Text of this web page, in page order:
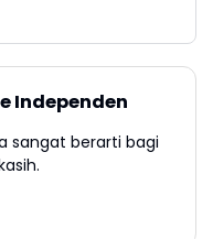
Independen
sangat berarti bagi